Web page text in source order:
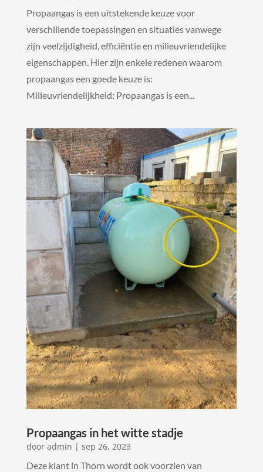
Propaangas is een uitstekende keuze voor
verschillende toepassingen en situaties vanwege
zijn veelzijdigheid, efficiëntie en milieuvriendelijke
eigenschappen. Hier zijn enkele redenen waarom
propaangas een goede keuze is:
Milieuvriendelijkheid: Propaangas is een...
Propaangas in het witte stadje
door admin | sep 26, 2023
Deze klant in Thorn wordt ook voorzien van